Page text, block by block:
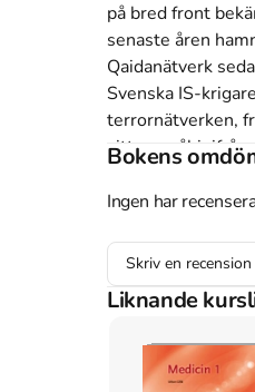
på bred front
senaste åren
Qaidanätverk
Svenska IS-
terrornätverken,
vittnesmål inifrån
Åtkomstkoder och
Mer om Svenska
Sandelin.Det är
Bokens
Ingen har
Skriv en recension
Liknande